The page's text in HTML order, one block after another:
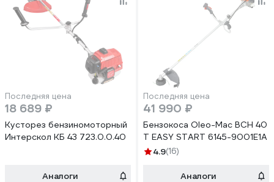
Последняя цена
18 689 ₽
Кусторез бензиномоторный
Интерскол КБ 43 723.0.0.40
Аналоги
Последняя цена
41 990 ₽
Бензокоса Oleo-Mac BCH 40
T EASY START 6145-9001E1A
4.9(16)
Аналоги